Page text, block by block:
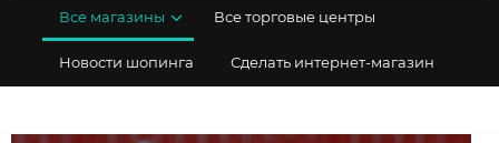
Все магазины Все торговые центры
Новости шопинга Сделать интернет-магазин